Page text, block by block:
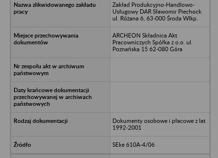
Zakład Produkcyjno-Handlowo-
Usługowy DAR Sławomir Piechock
ul. Różana 6, 63-000 Środa Wlkp.
ARCHEON Składnica Akt
Pracowniczych Spółka z o.o. ul.
Poznańska 15 62-080 Góra
Dokumenty osobowe i płacowe z lat
1992-2001
SEke 610A-4/06